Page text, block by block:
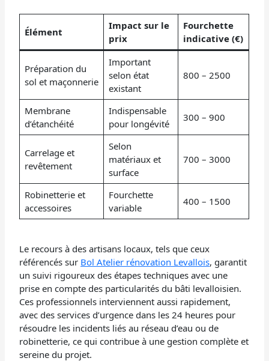
Élément
Impact sur le
prix
Fourchette
indicative (€)
Préparation du
sol et maçonnerie
Important
selon état
existant
800 – 2500
Membrane
d’étanchéité
Indispensable
pour longévité
300 – 900
Carrelage et
revêtement
Selon
matériaux et
surface
700 – 3000
Robinetterie et
accessoires
Fourchette
variable
400 – 1500
Le recours à des artisans locaux, tels que ceux
référencés sur Bol Atelier rénovation Levallois, garantit
un suivi rigoureux des étapes techniques avec une
prise en compte des particularités du bâti levalloisien.
Ces professionnels interviennent aussi rapidement,
avec des services d’urgence dans les 24 heures pour
résoudre les incidents liés au réseau d’eau ou de
robinetterie, ce qui contribue à une gestion complète et
sereine du projet.